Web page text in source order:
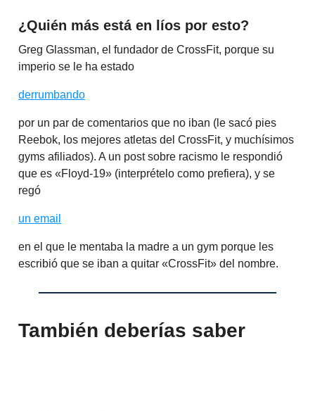
¿Quién más está en líos por esto?
Greg Glassman, el fundador de CrossFit, porque su
imperio se le ha estado
derrumbando
por un par de comentarios que no iban (le sacó pies
Reebok, los mejores atletas del CrossFit, y muchísimos
gyms afiliados). A un post sobre racismo le respondió
que es «Floyd-19» (interprételo como prefiera), y se
regó
un email
en el que le mentaba la madre a un gym porque les
escribió que se iban a quitar «CrossFit» del nombre.
También deberías saber